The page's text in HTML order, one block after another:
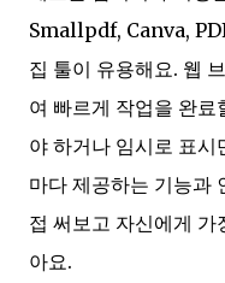
Smallpdf, Canva,
집 툴이 유용해요. 웹
여 빠르게 작업을 완료
야 하거나 임시로 표시
마다 제공하는 기능과
접 써보고 자신에게
아요.